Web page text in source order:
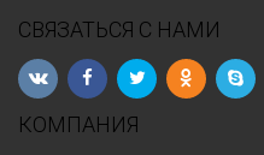
СВЯЗАТЬСЯ С НАМИ
КОМПАНИЯ